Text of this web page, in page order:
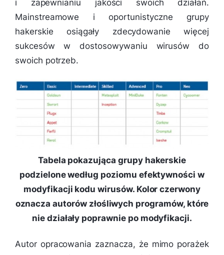
i zapewnianiu jakości swoich działań.
Mainstreamowe i oportunistyczne grupy
hakerskie osiągały zdecydowanie więcej
sukcesów w dostosowywaniu wirusów do
swoich potrzeb.
Tabela pokazująca grupy hakerskie
podzielone według poziomu efektywności w
modyfikacji kodu wirusów. Kolor czerwony
oznacza autorów złośliwych programów, które
nie działały poprawnie po modyfikacji.
Autor opracowania zaznacza, że mimo porażek